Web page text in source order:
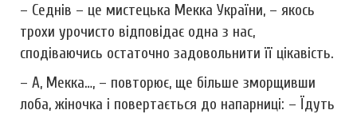
– Седнів – це мистецька Мекка України, – якось
трохи урочисто відповідає одна з нас,
сподіваючись остаточно задовольнити її цікавість.
– А, Мекка…, – повторює, ще більше зморщивши
лоба, жіночка і повертається до напарниці: – Їдуть